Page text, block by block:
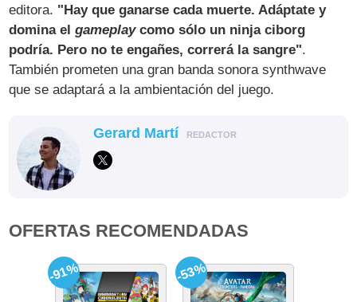
editora. "Hay que ganarse cada muerte. Adáptate y
domina elgameplaycomo sólo un ninja ciborg
podría. Pero no te engañes, correrá la sangre".
También prometen una gran banda sonora synthwave
que se adaptará a la ambientación del juego.
Gerard Martí REDACTOR
OFERTAS RECOMENDADAS
-91% -53%